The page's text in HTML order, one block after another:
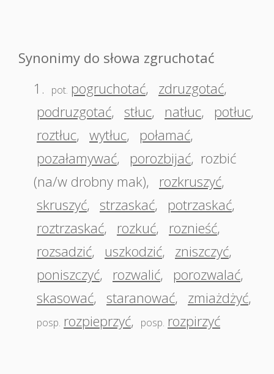
Synonimy do słowa zgruchotać
1.
pot. pogruchotać, zdruzgotać,
podruzgotać, stłuc, natłuc, potłuc,
roztłuc, wytłuc, połamać,
pozałamywać, porozbijać, rozbić
(na/w drobny mak), rozkruszyć,
skruszyć, strzaskać, potrzaskać,
roztrzaskać, rozkuć, roznieść,
rozsadzić, uszkodzić, zniszczyć,
poniszczyć, rozwalić, porozwalać,
skasować, staranować, zmiażdżyć,
posp. rozpieprzyć, posp. rozpirzyć